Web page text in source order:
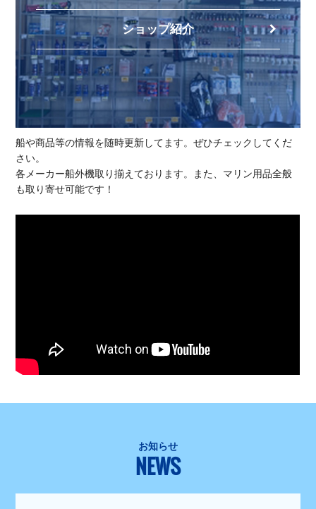
ショップ紹介
船や商品等の情報を随時更新してます。ぜひチェックしてくだ
さい。
各メーカー船外機取り揃えております。また、マリン用品全般
も取り寄せ可能です！
お知らせ
NEWS